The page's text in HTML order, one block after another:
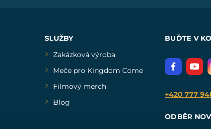
SLUŽBY
Zakázková výroba
Meče pro Kingdom Come
Filmový merch
Blog
BUĎTE V
+420 777
ODBĚR